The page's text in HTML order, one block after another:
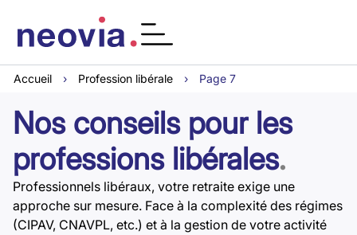
Accueil › Profession libérale › Page 7
Nos conseils pour les
professions libérales.
Professionnels libéraux, votre retraite exige une
approche sur mesure. Face à la complexité des régimes
(CIPAV, CNAVPL, etc.) et à la gestion de votre activité